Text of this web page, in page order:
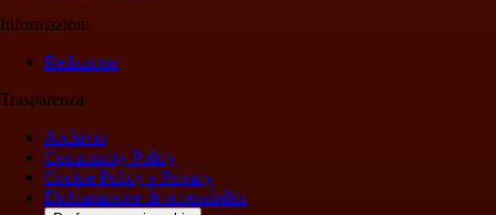
Informazioni
Redazione
Trasparenza
Archivio
Community Policy
Cookie Policy e Privacy
Dichiarazione di accessibilità